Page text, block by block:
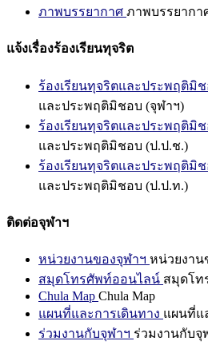
ภาพบรรยากาศ ภาพบรรยากา
แจ้งเรื่องร้องเรียนทุจริต
ร้องเรียนทุจริตและประพฤติมิ
และประพฤติมิชอบ (จุฬาฯ)
ร้องเรียนทุจริตและประพฤติมิ
และประพฤติมิชอบ (ป.ป.ช.)
ร้องเรียนทุจริตและประพฤติมิ
และประพฤติมิชอบ (ป.ป.ท.)
ติดต่อจุฬาฯ
หน่วยงานของจุฬาฯ หน่วยงาน
สมุดโทรศัพท์ออนไลน์ สมุดโท
Chula Map Chula Map
แผนที่และการเดินทาง แผนที่แ
ร่วมงานกับจุฬาฯ ร่วมงานกับจุ